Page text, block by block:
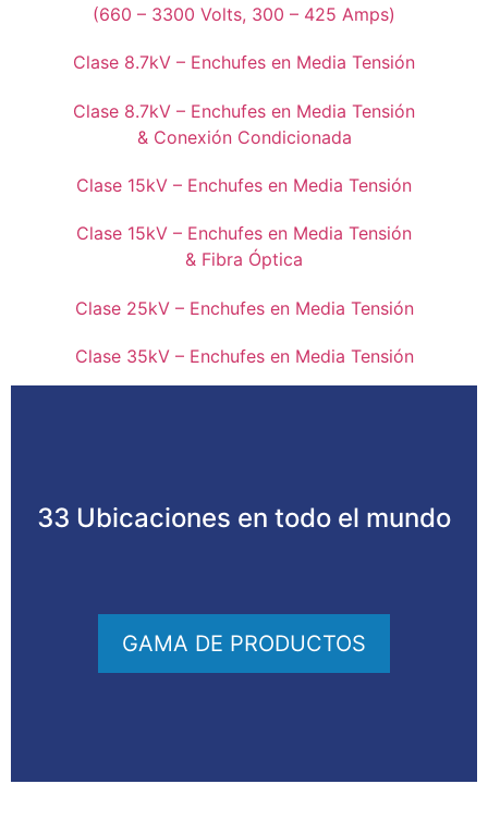
(660 – 3300 Volts, 300 – 425 Amps)
Clase 8.7kV – Enchufes en Media Tensión
Clase 8.7kV – Enchufes en Media Tensión
& Conexión Condicionada
Clase 15kV – Enchufes en Media Tensión
Clase 15kV – Enchufes en Media Tensión
& Fibra Óptica
Clase 25kV – Enchufes en Media Tensión
Clase 35kV – Enchufes en Media Tensión
33 Ubicaciones en todo el mundo
GAMA DE PRODUCTOS